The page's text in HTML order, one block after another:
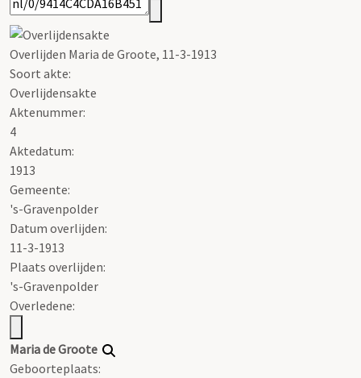
Overlijden Maria de Groote, 11-3-1913
Soort akte:
Overlijdensakte
Aktenummer:
4
Aktedatum:
1913
Gemeente:
's-Gravenpolder
Datum overlijden:
11-3-1913
Plaats overlijden:
's-Gravenpolder
Overledene:
Maria de Groote
Geboorteplaats: